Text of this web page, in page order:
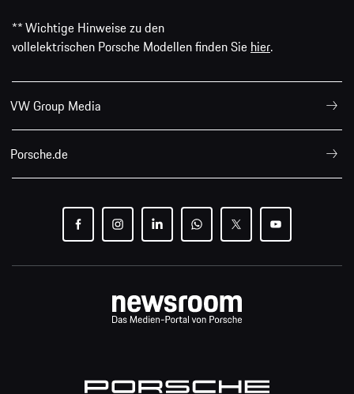
** Wichtige Hinweise zu den
vollelektrischen Porsche Modellen finden Sie hier.
VW Group Media
Porsche.de